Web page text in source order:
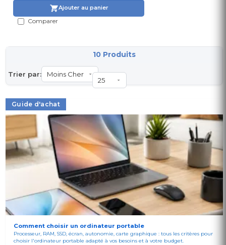
Ajouter au panier
Comparer
Trier par:
10 Produits
Guide d'achat
Comment choisir un ordinateur portable
Processeur, RAM, SSD, écran, autonomie, carte graphique : tous les critères pour
choisir l'ordinateur portable adapté à vos besoins et à votre budget.